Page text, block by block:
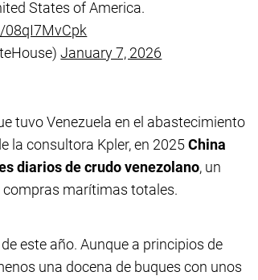
States of America.
January 7, 2026
tuvo Venezuela en el abastecimiento
la consultora Kpler, en 2025China
diarios de crudo venezolano, un
compras marítimas totales.
este año. Aunque a principios de
una docena de buques con unos